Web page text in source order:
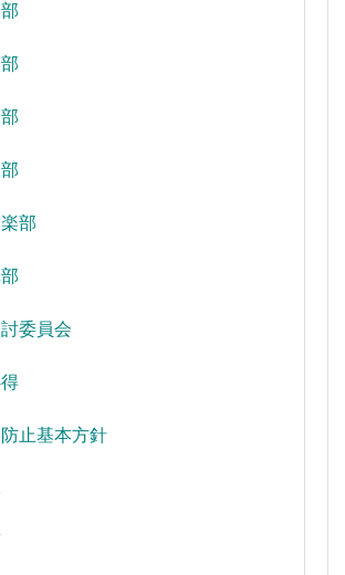
部
委員会
止基本方針